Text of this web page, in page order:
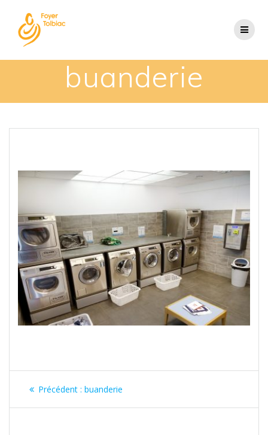
buanderie
Précédent : buanderie